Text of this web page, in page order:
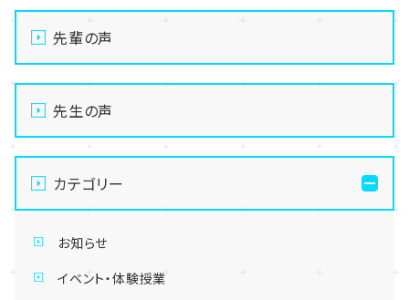
先輩の声
先生の声
カテゴリー
お知らせ
イベント・体験授業